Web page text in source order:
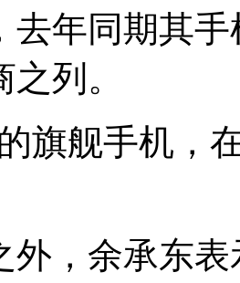
去年同期其
列。
舰手机，在
余承东表